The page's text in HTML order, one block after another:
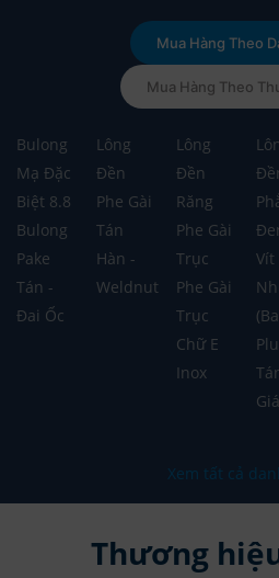
Mua Hàng Theo
Mua Hàng Theo
Bulong
Mạ Đặc
Biệt 8.8
Bulong
Pake
Tán -
Đai Ốc
Lông
Đền
Phe Gài
Tán
Hàn -
Weldnut
Lông
Đền
Răng
Phe Gài
Trục
Phe Gài
Trục
Chữ E
Inox
Vít
Xem tất cả
Thương